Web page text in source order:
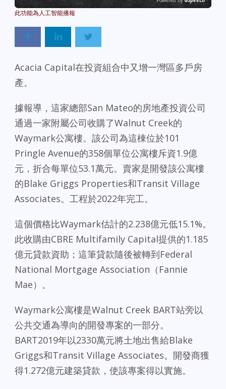
Acacia Capital在投資組合中又增一灣區多戶房
產。
據報導，這家總部San Mateo的房地產投資公司
通過一家附屬公司收購了Walnut Creek的
Waymark公寓樓。該公司為這棟位於101
Pringle Avenue的358個單位公寓樓斥資1.9億
元，折合每單位53.1萬元。賣家是開發該公寓樓
的Blake Griggs Properties和Transit Village
Associates。工程於2022年完工。
這個價格比Waymark估計的2.238億元低15.1%。
此收購由CBRE Multifamily Capital提供的1.185
億元貸款資助；這筆貸款隨後被轉到Federal
National Mortgage Association（Fannie
Mae）。
Waymark公寓樓是Walnut Creek BART站旁以
公共交通為導向的開發專案的一部分。
BART2019年以2330萬元將土地出售給Blake
Griggs和Transit Village Associates。開發商獲
得1.272億元建築貸款，使該專案得以實施。